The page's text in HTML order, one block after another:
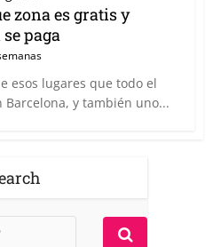
zona es gratis y
paga
esos lugares que todo el
y también uno...